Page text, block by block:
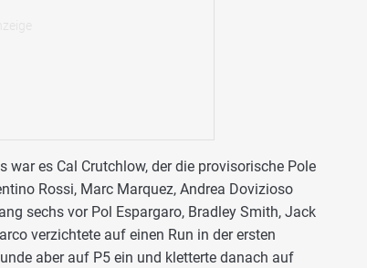
war es Cal Crutchlow, der die provisorische Pole
Rossi, Marc Marquez, Andrea Dovizioso
sechs vor Pol Espargaro, Bradley Smith, Jack
verzichtete auf einen Run in der ersten
aber auf P5 ein und kletterte danach auf